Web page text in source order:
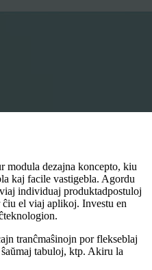
modula dezajna koncepto, kiu
kaj facile vastigebla. Agordu
individuaj produktadpostuloj
el viaj aplikoj. Investu en
tranĉmaŝinojn por flekseblaj
tabuloj, ktp. Akiru la